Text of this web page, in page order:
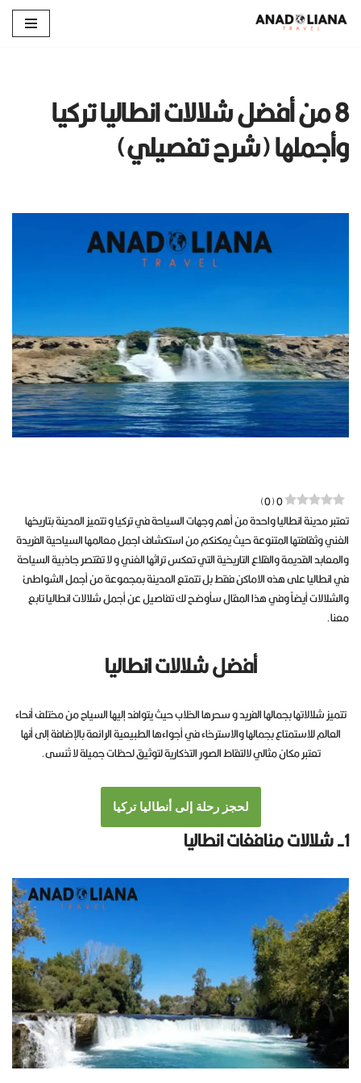
8 من أفضل شلالات انطاليا تركيا
وأجملها (شرح تفصيلي)
0
(
0
)
تعتبر مدينة انطاليا واحدة من أهم وجهات السياحة في تركيا و تتميز المدينة بتاريخها
الغني وثقافتها المتنوعة حيث يمكنكم من استكشاف اجمل معالمها السياحية الفريدة
والمعابد القديمة والقلاع التاريخية التي تعكس تراثها الغني و لا تقتصر جاذبية السياحة
في انطاليا على هذه الاماكن فقط بل تتمتع المدينة بمجموعة من أجمل الشواطئ
والشلالات أيضاً وفي هذا المقال سأوضح لك تفاصيل عن أجمل شلالات انطاليا تابع
معنا.
أفضل شلالات انطاليا
تتميز شلالاتها بجمالها الفريد و سحرها الخلاب حيث يتوافد إليها السياح من مختلف أنحاء
العالم للاستمتاع بجمالها والاسترخاء في أجواءها الطبيعية الرائعة بالإضافة إلى أنها
تعتبر مكان مثالي لالتقاط الصور التذكارية لتوثيق لحظات جميلة لا تُنسى.
لحجز رحلة إلى أنطاليا تركيا
1- شلالات منافغات انطاليا